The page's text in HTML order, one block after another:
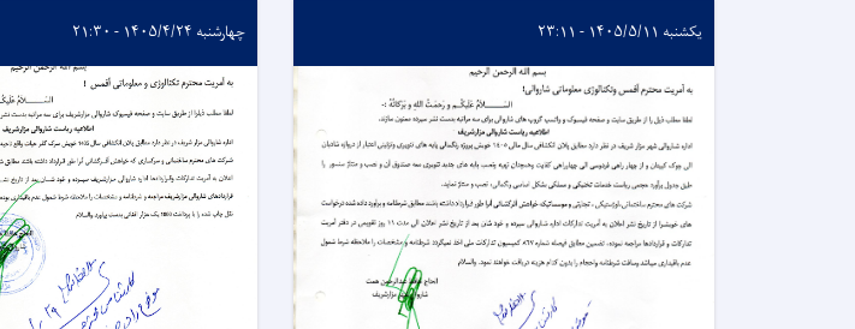
یکشنبه ۱۴۰۵/۵/۱۱ - ۲۳:۱۱ چهارشنبه ۱۴۰۵/۴/۲۴ - ۲۱:۳۰